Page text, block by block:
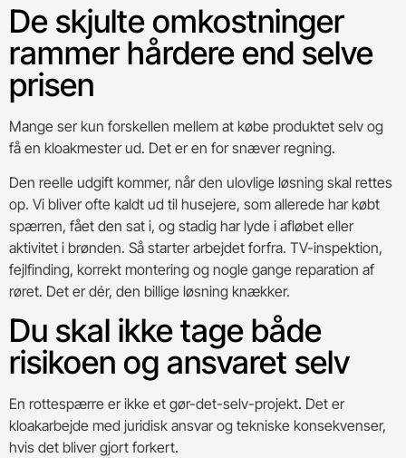
De skjulte omkostninger
rammer hårdere end selve
prisen
Mange ser kun forskellen mellem at købe produktet selv og
få en kloakmester ud. Det er en for snæver regning.
Den reelle udgift kommer, når den ulovlige løsning skal rettes
op. Vi bliver ofte kaldt ud til husejere, som allerede har købt
spærren, fået den sat i, og stadig har lyde i afløbet eller
aktivitet i brønden. Så starter arbejdet forfra. TV-inspektion,
fejlfinding, korrekt montering og nogle gange reparation af
røret. Det er dér, den billige løsning knækker.
Du skal ikke tage både
risikoen og ansvaret selv
En rottespærre er ikke et gør-det-selv-projekt. Det er
kloakarbejde med juridisk ansvar og tekniske konsekvenser,
hvis det bliver gjort forkert.